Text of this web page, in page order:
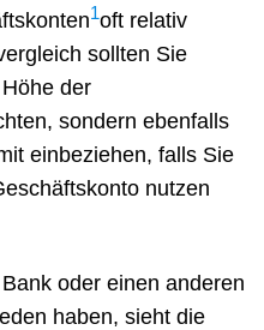
1oft relativ
sollten Sie
der
sondern ebenfalls
einbeziehen, falls Sie
nutzen
oder einen anderen
haben, sieht die